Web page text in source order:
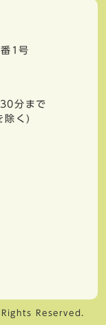
1号
分まで
除く)
Reserved.